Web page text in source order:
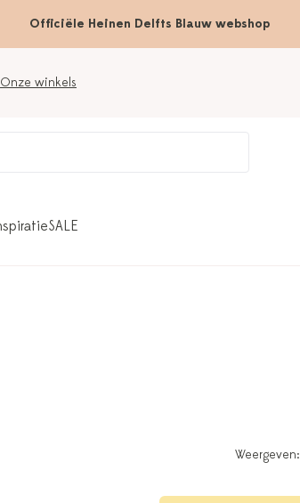
Officiële Heinen Delfts Blauw webshop
Onze winkels
SALE
Weergeven: